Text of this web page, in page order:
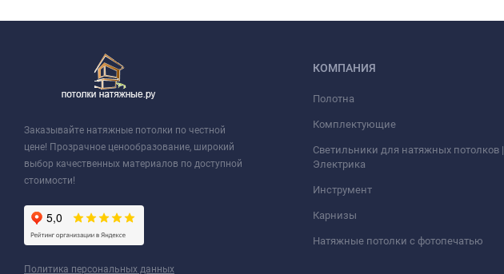
Заказывайте натяжные потолки по честной
цене! Прозрачное ценообразование, широкий
выбор качественных материалов по доступной
стоимости!
Политика персональных данных
КОМПАНИЯ
Полотна
Комплектующие
Светильники для натяжных потолков |
Электрика
Инструмент
Карнизы
Натяжные потолки с фотопечатью